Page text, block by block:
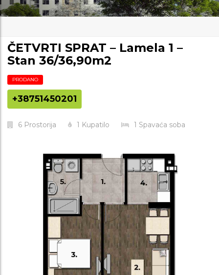
ČETVRTI SPRAT – Lamela 1 –
Stan 36/36,90m2
PRODANO
+38751450201
6 Prostorija 1 Kupatilo 1 Spavaća soba